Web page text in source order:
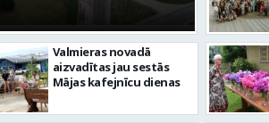
Valmieras novadā
aizvadītas jau sestās
Mājas kafejnīcu dienas